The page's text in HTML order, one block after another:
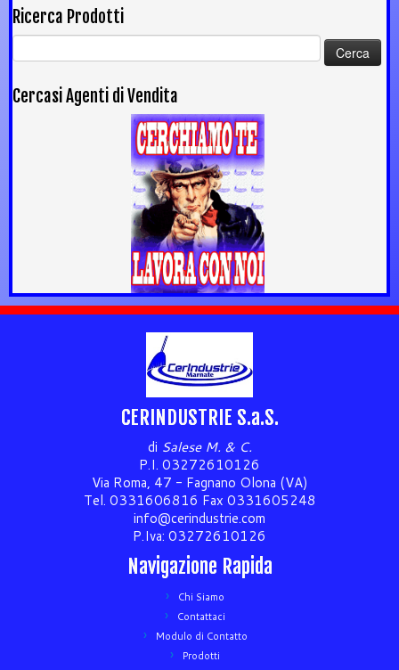
Ricerca Prodotti
Ricerca
per:
Cercasi Agenti di Vendita
CERINDUSTRIE S.a.S.
di Salese M. & C.
P.I. 03272610126
Via Roma, 47 - Fagnano Olona (VA)
Tel. 0331606816 Fax 0331605248
info@cerindustrie.com
P.Iva: 03272610126
Navigazione Rapida
Chi Siamo
Contattaci
Modulo di Contatto
Prodotti